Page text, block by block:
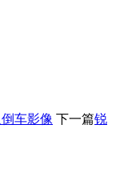
车影像 下一篇锐